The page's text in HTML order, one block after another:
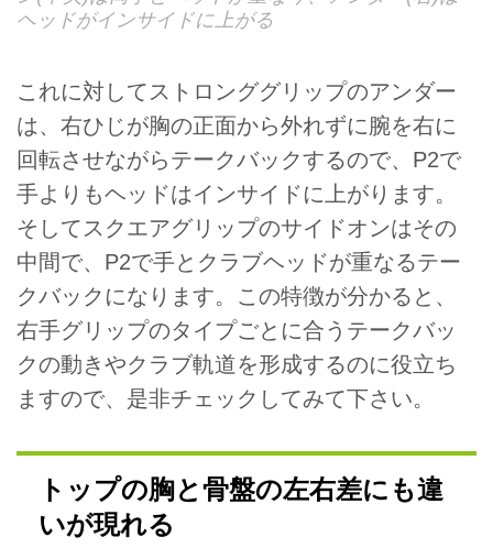
ヘッドがインサイドに上がる
これに対してストロンググリップのアンダー
は、右ひじが胸の正面から外れずに腕を右に
回転させながらテークバックするので、P2で
手よりもヘッドはインサイドに上がります。
そしてスクエアグリップのサイドオンはその
中間で、P2で手とクラブヘッドが重なるテー
クバックになります。この特徴が分かると、
右手グリップのタイプごとに合うテークバッ
クの動きやクラブ軌道を形成するのに役立ち
ますので、是非チェックしてみて下さい。
トップの胸と骨盤の左右差にも違
いが現れる